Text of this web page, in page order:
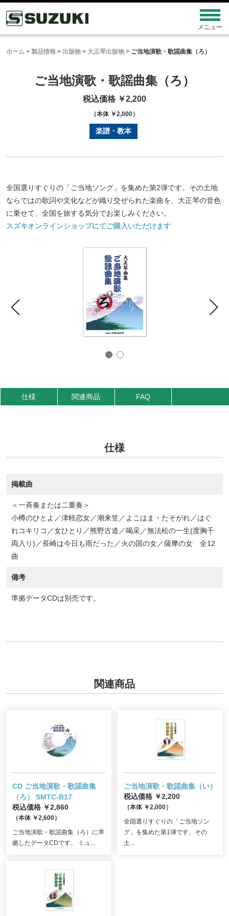
ホーム > 製品情報 > 出版物 > 大正琴出版物 > ご当地演歌・歌謡曲集（ろ）
ご当地演歌・歌謡曲集（ろ）
税込価格 ￥2,200
（本体 ￥2,000）
楽譜・教本
全国選りすぐりの「ご当地ソング」を集めた第2弾です。その土地
ならではの歌詞や文化などが織り交ぜられた楽曲を、大正琴の音色
に乗せて、全国を旅する気分でお楽しみください。
スズキオンラインショップにてご購入いただけます
仕様 関連商品 FAQ
仕様
掲載曲
＜一斉奏または二重奏＞
小樽のひとよ／津軽恋女／潮来笠／よこはま・たそがれ／はぐ
れコキリコ／女ひとり／熊野古道／喝采／無法松の一生(度胸千
両入り)／長崎は今日も雨だった／火の国の女／薩摩の女 全12
曲
備考
準拠データCDは別売です。
関連商品
CD ご当地演歌・歌謡曲集
（ろ）
SMTC-B17
税込価格 ￥2,860
（本体 ￥2,600）
ご当地演歌・歌謡曲集（ろ）に準
拠したデータCDです。 ミュ...
ご当地演歌・歌謡曲集（い）
税込価格 ￥2,200
（本体 ￥2,000）
全国選りすぐりの「ご当地ソン
グ」を集めた第1弾です。その
土...